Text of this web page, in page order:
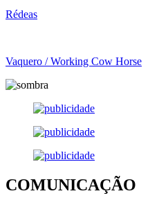
Rédeas
Vaquero / Working Cow Horse
COMUNICAÇÃO